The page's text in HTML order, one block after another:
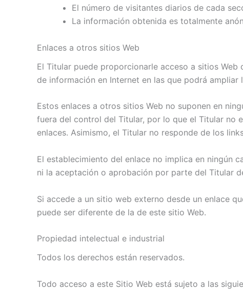
El número de visitantes diarios de cada
La información obtenida es totalmente
Enlaces a otros sitios Web
El Titular puede proporcionarle acceso a sitios
de información en Internet en las que podrá
Estos enlaces a otros sitios Web no suponen en
fuera del control del Titular, por lo que el Titular no
enlaces. Asimismo, el Titular no responde de los
El establecimiento del enlace no implica en ningún
ni la aceptación o aprobación por parte del Titular
Si accede a un sitio web externo desde un enlace
puede ser diferente de la de este sitio Web.
Propiedad intelectual e industrial
Todos los derechos están reservados.
Todo acceso a este Sitio Web está sujeto a las